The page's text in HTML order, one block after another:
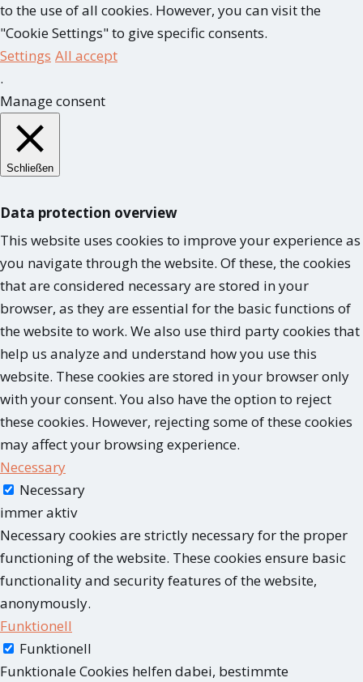
to the use of all cookies. However, you can visit the
"Cookie Settings" to give specific consents.
Settings All accept
.
Manage consent
Schließen
Data protection overview
This website uses cookies to improve your experience as
you navigate through the website. Of these, the cookies
that are considered necessary are stored in your
browser, as they are essential for the basic functions of
the website to work. We also use third party cookies that
help us analyze and understand how you use this
website. These cookies are stored in your browser only
with your consent. You also have the option to reject
these cookies. However, rejecting some of these cookies
may affect your browsing experience.
Necessary
Necessary
immer aktiv
Necessary cookies are strictly necessary for the proper
functioning of the website. These cookies ensure basic
functionality and security features of the website,
anonymously.
Funktionell
Funktionell
Funktionale Cookies helfen dabei, bestimmte